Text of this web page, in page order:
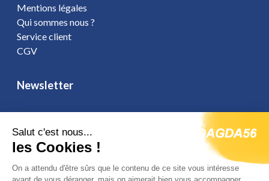
Mentions légales
Qui sommes nous ?
Service client
CGV
Newsletter
Vous affirmez avoir pris connaissance de notre
politique de
. Vous disposez d'un droit d'accès, de rectification et
d'opposition.
Salut c'est nous...
les Cookies !
On a attendu d'être sûrs que le contenu de ce site vous intéresse